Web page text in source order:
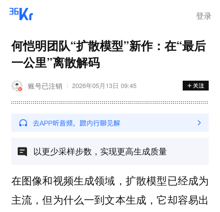
登录
何恺明团队“扩散模型”新作：在“最后
一公里”离散解码
账号已注销 2026年05月13日 09:45
以更少采样步数，实现更高生成质量
在图像和视频生成领域，扩散模型已经成为
主流，但为什么一到文本生成，它却容易出